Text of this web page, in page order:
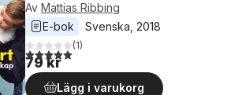
Av Mattias Ribbing
E-bok
Svenska 2018
5,0utav 5 stjärnor. Totalt antal röster:
(1)
79 kr
Lägg i varukorg